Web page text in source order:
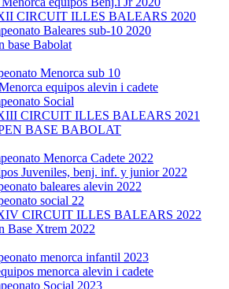
CIRCUIT ILLES BALEARS 2020
Baleares sub-10 2020
base Babolat
Menorca sub 10
equipos alevin i cadete
Social
CIRCUIT ILLES BALEARS 2021
BASE BABOLAT
Menorca Cadete 2022
Juveniles, benj. inf. y junior 2022
baleares alevin 2022
social 22
CIRCUIT ILLES BALEARS 2022
Base Xtrem 2022
menorca infantil 2023
menorca alevin i cadete
Social 2023